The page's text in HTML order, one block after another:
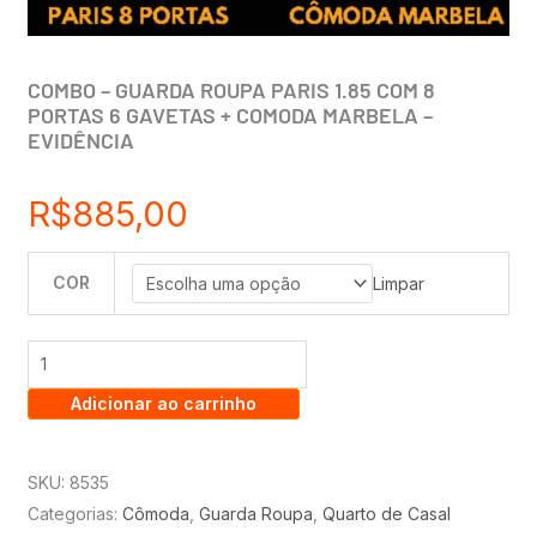
COMBO – GUARDA ROUPA PARIS 1.85 COM 8
PORTAS 6 GAVETAS + COMODA MARBELA –
EVIDÊNCIA
R$885,00
COR Limpar
COMBO
-
GUARDA
ROUPA
PARISAdicionar ao carrinho
SKU: 8535
Categorias: Cômoda Guarda Roupa Quarto de Casal